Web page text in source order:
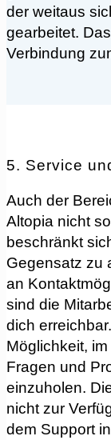
der weitaus
gearbeitet.
Verbindung
5. Service
Auch der Bereich des Kundenservice ist bei
Altopia nicht
beschränkt
Gegensatz zu
an
sind die
dich
Möglichkeit,
Fragen und
einzuholen.
nicht zur
dem Support